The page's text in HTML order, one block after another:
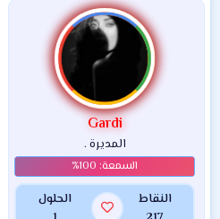
Gardi
المديرة .
النقاط
الحلول